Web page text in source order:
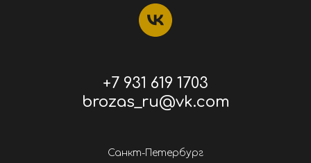
+7 931 619 1703
brozas_ru@vk.com
Санкт-Петербург